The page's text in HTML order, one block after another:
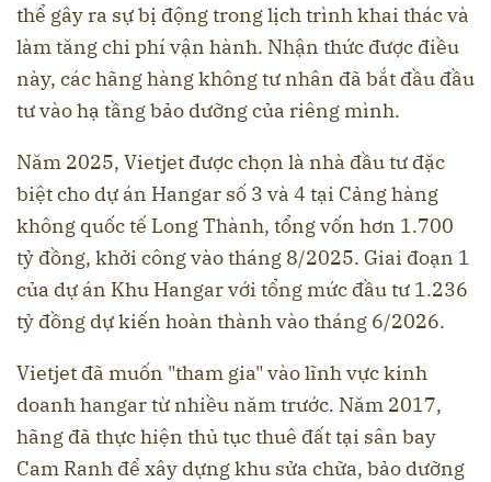
thể gây ra sự bị động trong lịch trình khai thác và
làm tăng chi phí vận hành. Nhận thức được điều
này, các hãng hàng không tư nhân đã bắt đầu đầu
tư vào hạ tầng bảo dưỡng của riêng mình.
Năm 2025, Vietjet được chọn là nhà đầu tư đặc
biệt cho dự án Hangar số 3 và 4 tại Cảng hàng
không quốc tế Long Thành, tổng vốn hơn 1.700
tỷ đồng, khởi công vào tháng 8/2025. Giai đoạn 1
của dự án Khu Hangar với tổng mức đầu tư 1.236
tỷ đồng dự kiến hoàn thành vào tháng 6/2026.
Vietjet đã muốn "tham gia" vào lĩnh vực kinh
doanh hangar từ nhiều năm trước. Năm 2017,
hãng đã thực hiện thủ tục thuê đất tại sân bay
Cam Ranh để xây dựng khu sửa chữa, bảo dưỡng